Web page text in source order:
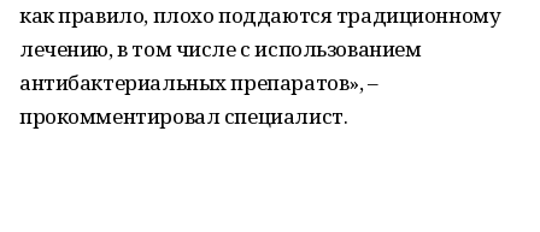
как правило, плохо поддаются традиционному
лечению, в том числе с использованием
антибактериальных препаратов», –
прокомментировал специалист.